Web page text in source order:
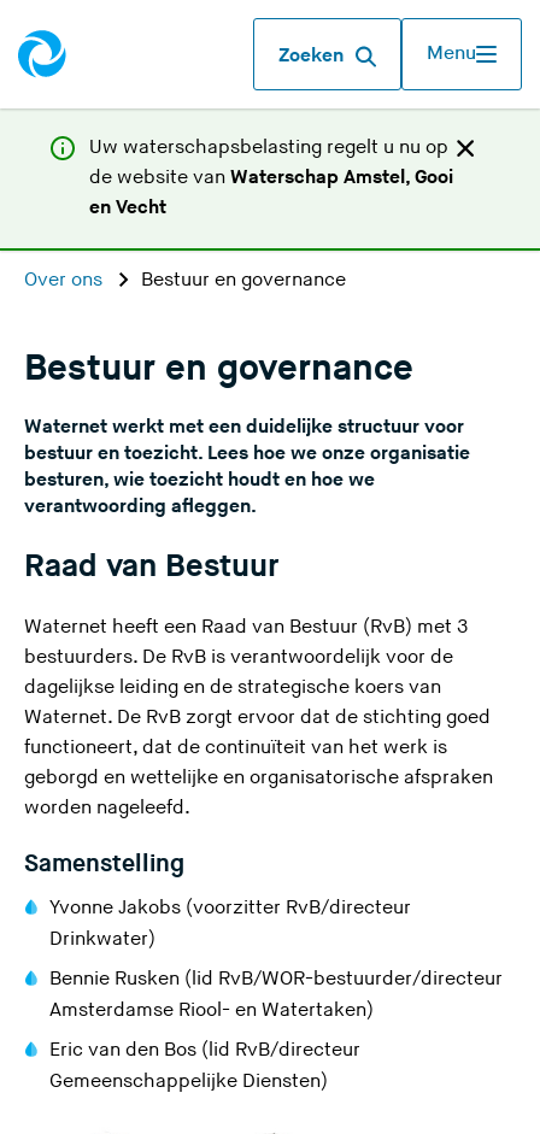
Zoeken Menu
Uw waterschapsbelasting regelt u nu op
de website van Waterschap Amstel, Gooi
en Vecht(
v
l
a
a
t
d
e
e
i
t
e
)
Over ons Bestuur en governance
Bestuur en governance
Waternet werkt met een duidelijke structuur voor
bestuur en toezicht. Lees hoe we onze organisatie
besturen, wie toezicht houdt en hoe we
verantwoording afleggen.
Raad van Bestuur
Waternet heeft een Raad van Bestuur (RvB) met 3
bestuurders. De RvB is verantwoordelijk voor de
dagelijkse leiding en de strategische koers van
Waternet. De RvB zorgt ervoor dat de stichting goed
functioneert, dat de continuïteit van het werk is
geborgd en wettelijke en organisatorische afspraken
worden nageleefd.
Samenstelling
Yvonne Jakobs (voorzitter RvB/directeur
Drinkwater)
Bennie Rusken (lid RvB/WOR-bestuurder/directeur
Amsterdamse Riool- en Watertaken)
Eric van den Bos (lid RvB/directeur
Gemeenschappelijke Diensten)